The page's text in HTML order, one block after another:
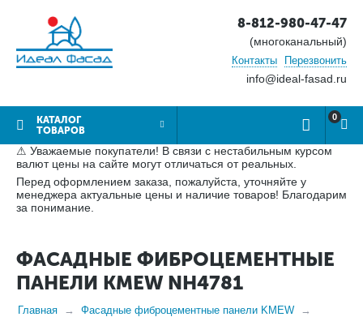
8-812-980-47-47
(многоканальный)
Контакты Перезвонить
info@ideal-fasad.ru
КАТАЛОГ
ТОВАРОВ
0
⚠ Уважаемые покупатели! В связи с нестабильным курсом
валют цены на сайте могут отличаться от реальных.
Перед оформлением заказа, пожалуйста, уточняйте у
менеджера актуальные цены и наличие товаров! Благодарим
за понимание.
ФАСАДНЫЕ ФИБРОЦЕМЕНТНЫЕ
ПАНЕЛИ KMEW NH4781
Главная
Фасадные фиброцементные панели KMEW